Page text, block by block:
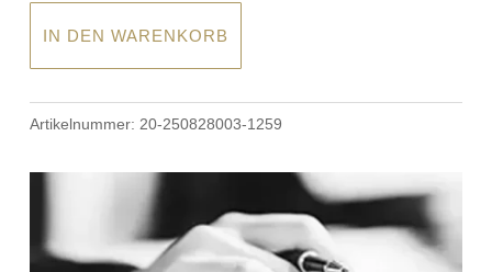
IN DEN WARENKORB
Artikelnummer: 20-250828003-1259